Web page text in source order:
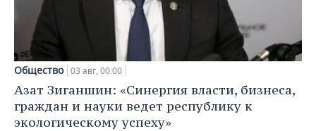
Общество 03 авг, 00:00
Азат Зиганшин: «Синергия власти, бизнеса,
граждан и науки ведет республику к
экологическому успеху»